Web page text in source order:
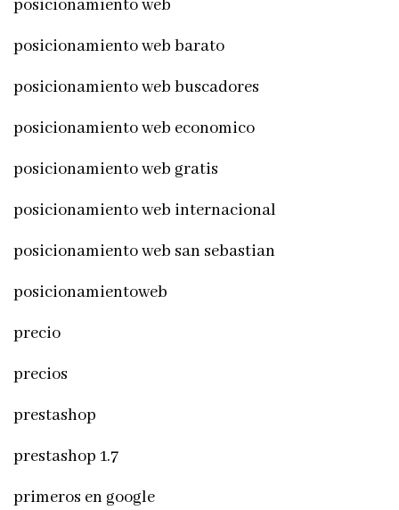
posicionamiento web
posicionamiento web barato
posicionamiento web buscadores
posicionamiento web economico
posicionamiento web gratis
posicionamiento web internacional
posicionamiento web san sebastian
posicionamientoweb
precio
precios
prestashop
prestashop 1.7
primeros en google